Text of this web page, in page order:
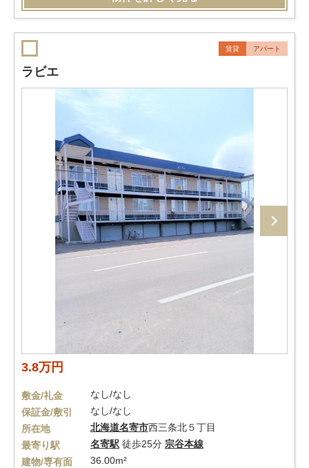
賃貸 アパート
ラビエ
3.8万円
敷金/礼金
なし/なし
保証金/敷引
なし/なし
所在地
北海道名寄市西三条北５丁目
最寄り駅
名寄駅 徒歩25分 宗谷本線
建物/専有面
36.00m²